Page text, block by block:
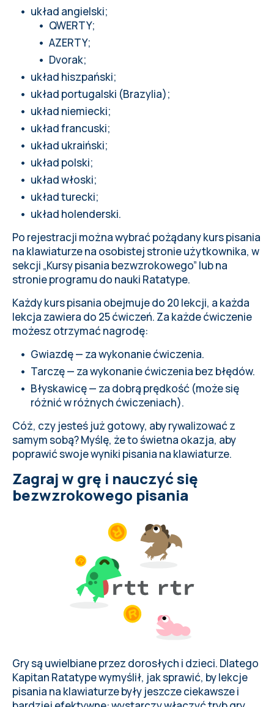
układ angielski;
QWERTY;
AZERTY;
Dvorak;
układ hiszpański;
układ portugalski (Brazylia);
układ niemiecki;
układ francuski;
układ ukraiński;
układ polski;
układ włoski;
układ turecki;
układ holenderski.
Po rejestracji można wybrać pożądany kurs pisania
na klawiaturze na osobistej stronie użytkownika, w
sekcji „Kursy pisania bezwzrokowego” lub na
stronie programu do nauki Ratatype.
Każdy kurs pisania obejmuje do 20 lekcji, a każda
lekcja zawiera do 25 ćwiczeń. Za każde ćwiczenie
możesz otrzymać nagrodę:
Gwiazdę — za wykonanie ćwiczenia.
Tarczę — za wykonanie ćwiczenia bez błędów.
Błyskawicę — za dobrą prędkość (może się
różnić w różnych ćwiczeniach).
Cóż, czy jesteś już gotowy, aby rywalizować z
samym sobą? Myślę, że to świetna okazja, aby
poprawić swoje wyniki pisania na klawiaturze.
Zagraj w grę i nauczyć się
bezwzrokowego pisania
Gry są uwielbiane przez dorosłych i dzieci. Dlatego
Kapitan Ratatype wymyślił, jak sprawić, by lekcje
pisania na klawiaturze były jeszcze ciekawsze i